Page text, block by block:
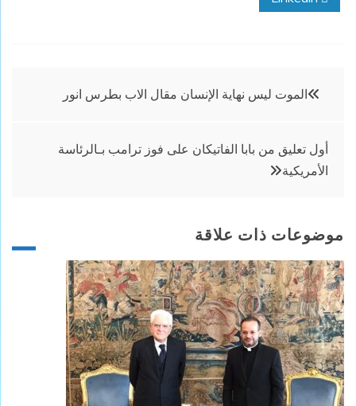
تصفّح
المقالات
الموت ليس نهاية الإنسان مقال الاب بطرس انور
أول تعليق من بابا الفاتيكان على فوز ترامب بـالرئاسة
الأمريكية
موضوعات ذات علاقة